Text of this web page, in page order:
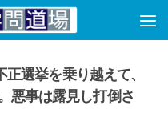
選挙を乗り越えて、
悪事は露見し打倒さ